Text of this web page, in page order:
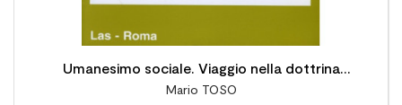
Umanesimo sociale. Viaggio nella dottrina
sociale della Chiesa e dintorni
Mario TOSO